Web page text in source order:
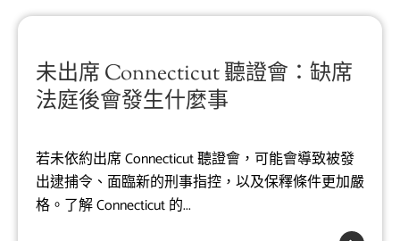
未出席 Connecticut 聽證會：缺席
法庭後會發生什麼事
若未依約出席 Connecticut 聽證會，可能會導致被發
出逮捕令、面臨新的刑事指控，以及保釋條件更加嚴
格。了解 Connecticut 的...